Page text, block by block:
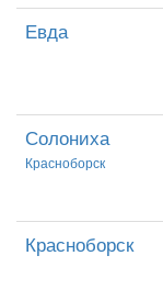
Евда
Солониха
Красноборск
Красноборск